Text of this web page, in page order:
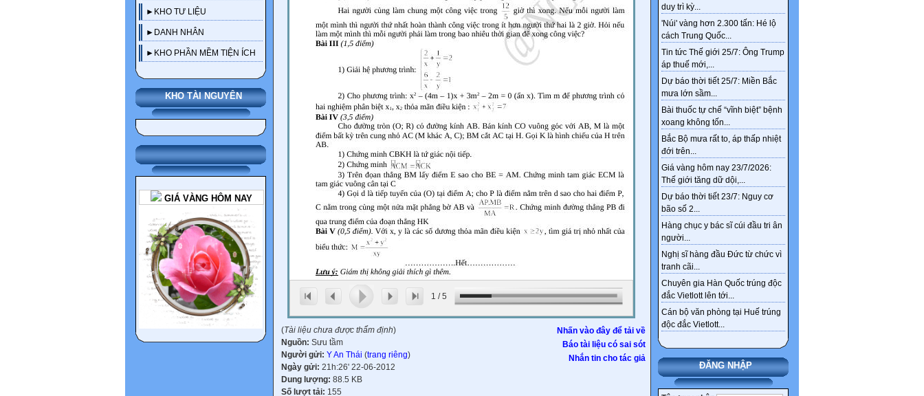
►KHO TƯ LIỆU
►DANH NHÂN
►KHO PHẦN MỀM TIỆN ÍCH
KHO TÀI NGUYÊN
GIÁ VÀNG HÔM NAY
Ngân hàng ‘khai tử’
nickname tài khoản từ 1/4
Thêm 4 nhóm được hưởng
chính sách nghỉ hưu trước
tuổi theo Nghị định 178
duy trì kỳ...
'Núi' vàng hơn 2.300 tấn: Hé lộ
cách Trung Quốc...
Tin tức Thế giới 25/7: Ông Trump
áp thuế mới,...
Dự báo thời tiết 25/7: Miền Bắc
mưa lớn sầm...
Bài thuốc tự chế “vĩnh biệt” bệnh
xoang không tốn...
Bắc Bộ mưa rất to, áp thấp nhiệt
đới trên...
Giá vàng hôm nay 23/7/2026:
Thế giới tăng dữ dội,...
Dự báo thời tiết 23/7: Nguy cơ
bão số 2...
Hàng chục y bác sĩ cúi đầu tri ân
người...
Nghị sĩ hàng đầu Đức từ chức vì
tranh cãi...
Chuyên gia Hàn Quốc trúng độc
đắc Vietlott lên tới...
Cán bộ văn phòng tại Huế trúng
độc đắc Vietlott...
ĐĂNG NHẬP
1 /5
Nhấn vào đây để tải về
Báo tài liệu có sai sót
Nhắn tin cho tác giả
(Tài liệu chưa được thẩm định)
Nguồn: Sưu tầm
Người gửi: Y An Thái (trang riêng)
Ngày gửi: 21h:26' 22-06-2012
Dung lượng: 88.5 KB
Số lượt tải: 155